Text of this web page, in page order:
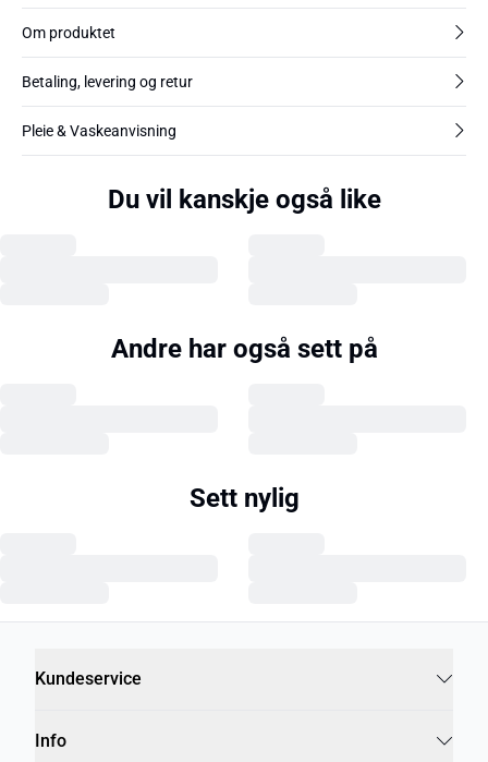
Om produktet
Betaling, levering og retur
Pleie & Vaskeanvisning
Du vil kanskje også like
Andre har også sett på
Sett nylig
Kundeservice
Info